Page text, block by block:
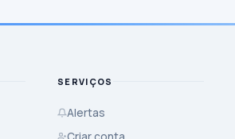
SERVIÇOS
Alertas